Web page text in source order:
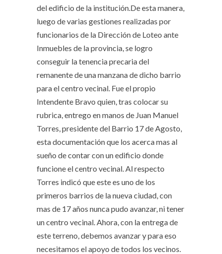
del edificio de la institución.De esta manera,
luego de varias gestiones realizadas por
funcionarios de la Dirección de Loteo ante
Inmuebles de la provincia, se logro
conseguir la tenencia precaria del
remanente de una manzana de dicho barrio
para el centro vecinal. Fue el propio
Intendente Bravo quien, tras colocar su
rubrica, entrego en manos de Juan Manuel
Torres, presidente del Barrio 17 de Agosto,
esta documentación que los acerca mas al
sueño de contar con un edificio donde
funcione el centro vecinal. Al respecto
Torres indicó que este es uno de los
primeros barrios de la nueva ciudad, con
mas de 17 años nunca pudo avanzar, ni tener
un centro vecinal. Ahora, con la entrega de
este terreno, debemos avanzar y para eso
necesitamos el apoyo de todos los vecinos.